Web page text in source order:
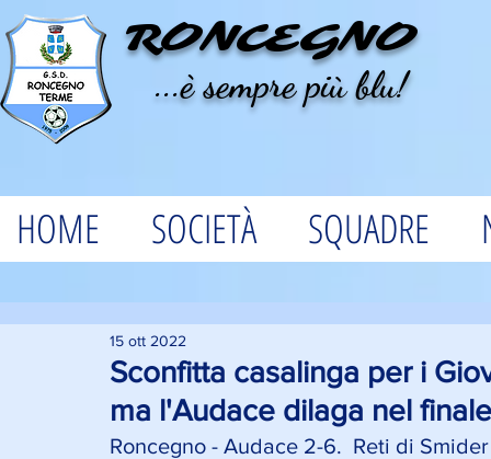
RONCEGNO
...è sempre più blu!
HOME SOCIETÀ SQUADRE
Sconfitta casalinga per i
ma l'Audace dilaga nel finale
15 ott 2022
Roncegno - Audace 2-6.  Reti di